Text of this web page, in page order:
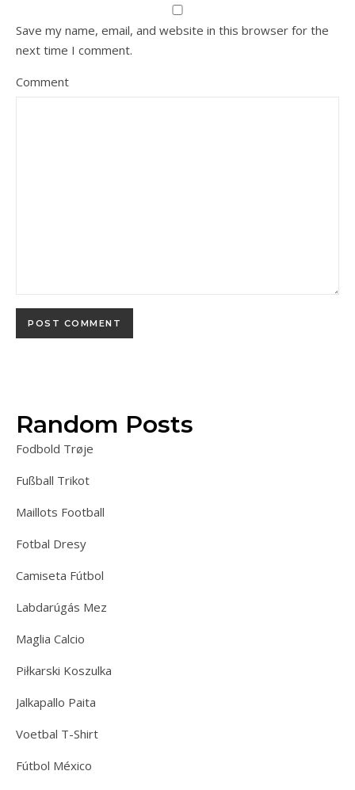
Save my name, email, and website in this browser for the
next time I comment.
Comment
Random Posts
Fodbold Trøje
Fußball Trikot
Maillots Football
Fotbal Dresy
Camiseta Fútbol
Labdarúgás Mez
Maglia Calcio
Piłkarski Koszulka
Jalkapallo Paita
Voetbal T-Shirt
Fútbol México